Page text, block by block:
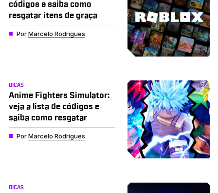
códigos e saiba como
resgatar itens de graça
PorMarcelo Rodrigues
DICAS
Anime Fighters Simulator:
veja a lista de códigos e
saiba como resgatar
PorMarcelo Rodrigues
DICAS